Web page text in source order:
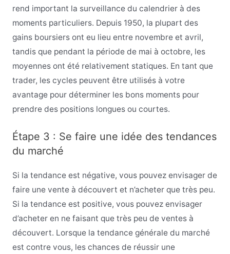
rend important la surveillance du calendrier à des
moments particuliers. Depuis 1950, la plupart des
gains boursiers ont eu lieu entre novembre et avril,
tandis que pendant la période de mai à octobre, les
moyennes ont été relativement statiques. En tant que
trader, les cycles peuvent être utilisés à votre
avantage pour déterminer les bons moments pour
prendre des positions longues ou courtes.
Étape 3 : Se faire une idée des tendances
du marché
Si la tendance est négative, vous pouvez envisager de
faire une vente à découvert et n’acheter que très peu.
Si la tendance est positive, vous pouvez envisager
d’acheter en ne faisant que très peu de ventes à
découvert. Lorsque la tendance générale du marché
est contre vous, les chances de réussir une